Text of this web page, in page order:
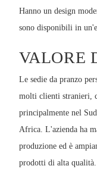
Hanno un design
sono disponibili in
VALORE
Le sedie da pranzo
molti clienti stranieri,
principalmente nel
Africa. L'azienda ha
produzione ed è
prodotti di alta qualità.